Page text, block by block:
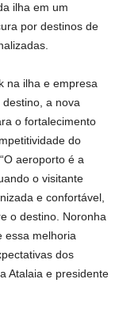
ilha em um
por destinos de
na ilha e empresa
a nova
o fortalecimento
do
aeroporto é a
o visitante
e confortável,
o destino. Noronha
essa melhoria
dos
Atalaia e presidente